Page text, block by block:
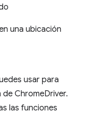
una ubicación
usar para
ChromeDriver.
las funciones